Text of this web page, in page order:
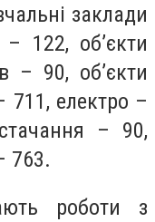
заклади
122, об’єкти
– 90, об’єкти
711, електро –
– 90,
763.
роботи з